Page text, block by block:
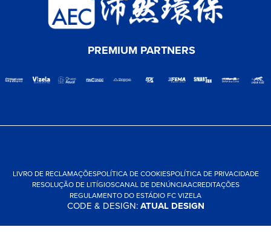
PREMIUM PARTNERS
LIVRO DE RECLAMAÇÕESPOLÍTICA DE COOKIESPOLÍTICA DE PRIVACIDADE
RESOLUÇÃO DE LITÍGIOSCANAL DE DENÚNCIAACREDITAÇÕES
REGULAMENTO DO ESTÁDIO FC VIZELA
CODE & DESIGN:ATUAL DESIGN